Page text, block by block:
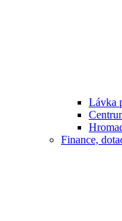
Lávka
Finance,